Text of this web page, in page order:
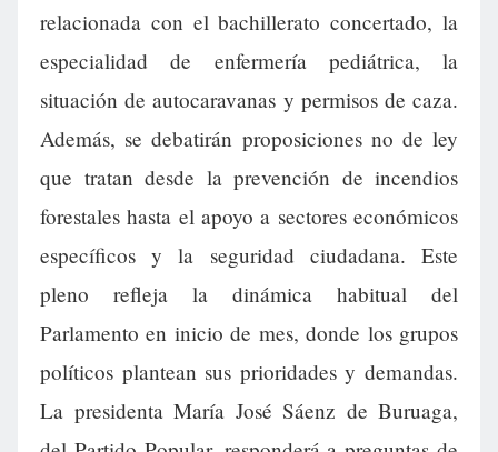
relacionada con el bachillerato concertado, la
especialidad de enfermería pediátrica, la
situación de autocaravanas y permisos de caza.
Además, se debatirán proposiciones no de ley
que tratan desde la prevención de incendios
forestales hasta el apoyo a sectores económicos
específicos y la seguridad ciudadana. Este
pleno refleja la dinámica habitual del
Parlamento en inicio de mes, donde los grupos
políticos plantean sus prioridades y demandas.
La presidenta María José Sáenz de Buruaga,